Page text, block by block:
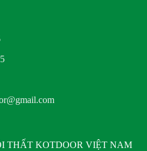
THẤT KOTDOOR VIỆT NAM